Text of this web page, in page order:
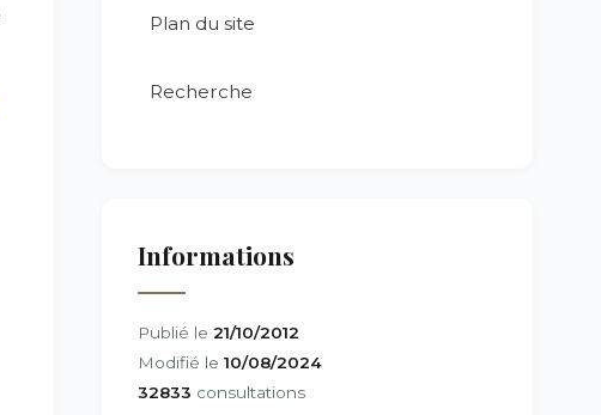
Plan du site
Recherche
Informations
Publié le 21/10/2012
Modifié le 10/08/2024
32833 consultations